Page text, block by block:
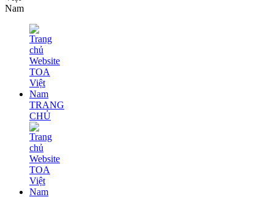
TRANG
CHỦ